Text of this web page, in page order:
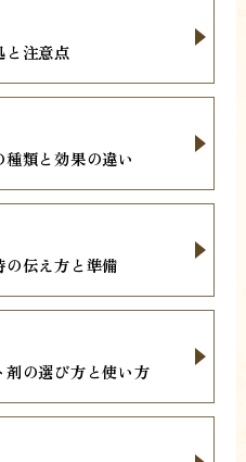
と注意点
類と効果の違い
伝え方と準備
の選び方と使い方